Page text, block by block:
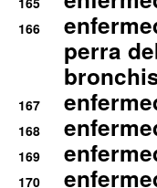
166
perra
167
168
169
170